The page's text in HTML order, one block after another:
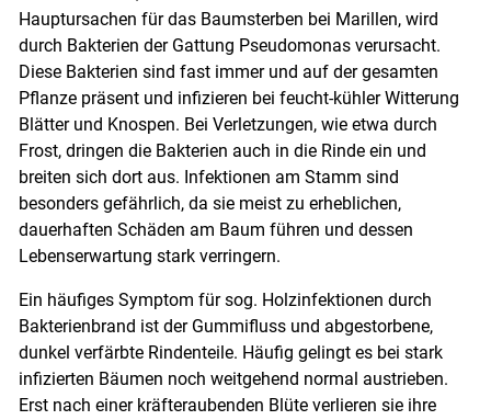
Hauptursachen für das Baumsterben bei Marillen, wird
durch Bakterien der Gattung Pseudomonas verursacht.
Diese Bakterien sind fast immer und auf der gesamten
Pflanze präsent und infizieren bei feucht-kühler Witterung
Blätter und Knospen. Bei Verletzungen, wie etwa durch
Frost, dringen die Bakterien auch in die Rinde ein und
breiten sich dort aus. Infektionen am Stamm sind
besonders gefährlich, da sie meist zu erheblichen,
dauerhaften Schäden am Baum führen und dessen
Lebenserwartung stark verringern.
Ein häufiges Symptom für sog. Holzinfektionen durch
Bakterienbrand ist der Gummifluss und abgestorbene,
dunkel verfärbte Rindenteile. Häufig gelingt es bei stark
infizierten Bäumen noch weitgehend normal austrieben.
Erst nach einer kräfteraubenden Blüte verlieren sie ihre